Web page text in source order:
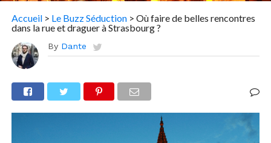
Accueil> Le Buzz Séduction> Où faire de belles rencontres
dans la rue et draguer à Strasbourg ?
By Dante